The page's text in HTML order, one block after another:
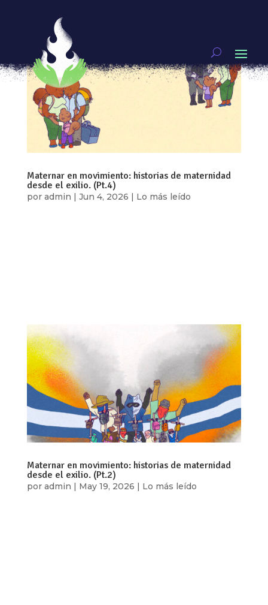
Maternar en movimiento: historias de maternidad
desde el exilio. (Pt.4)
por admin | Jun 4, 2026 | Lo más leído
Maternar en movimiento: historias de maternidad
desde el exilio. (Pt.2)
por admin | May 19, 2026 | Lo más leído